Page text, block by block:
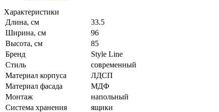
Характеристики
Длина, см
33.5
Ширина, см
96
Высота, см
85
Бренд
Style Line
Стиль
современный
Материал корпуса
ЛДСП
Материал фасада
МДФ
Монтаж
напольный
Система хранения
ящики